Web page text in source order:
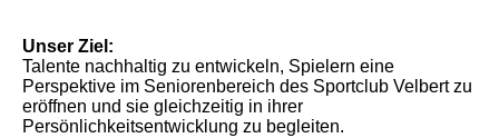
Unser Ziel:
Talente nachhaltig zu entwickeln, Spielern eine
Perspektive im Seniorenbereich des Sportclub Velbert zu
eröffnen und sie gleichzeitig in ihrer
Persönlichkeitsentwicklung zu begleiten.